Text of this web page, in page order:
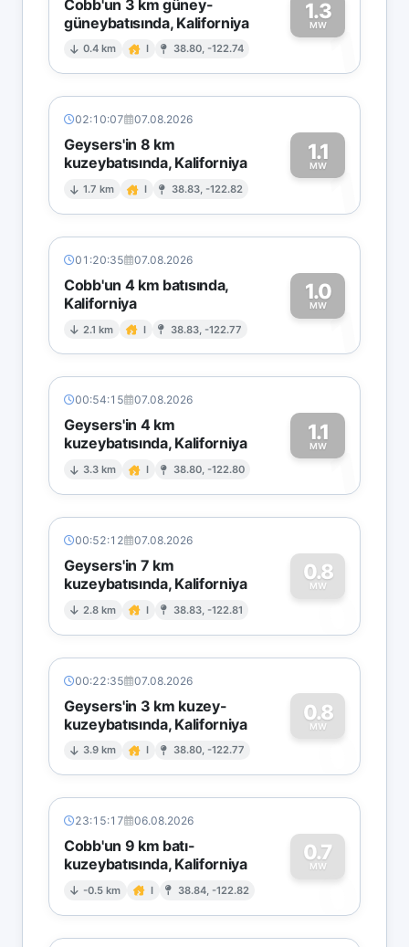
Cobb'un 3 km güney-
güneybatısında, Kaliforniya
0.4 km I 38.80, -122.74
1.3
MW1
02:10:07 07.08.2026
Geysers'in 8 km
kuzeybatısında, Kaliforniya
1.7 km I 38.83, -122.82
1.1
MW1
01:20:35 07.08.2026
Cobb'un 4 km batısında,
Kaliforniya
2.1 km I 38.83, -122.77
1.0
MW1
00:54:15 07.08.2026
Geysers'in 4 km
kuzeybatısında, Kaliforniya
3.3 km I 38.80, -122.80
1.1
MW1
00:52:12 07.08.2026
Geysers'in 7 km
kuzeybatısında, Kaliforniya
2.8 km I 38.83, -122.81
0.8
MW
0
00:22:35 07.08.2026
Geysers'in 3 km kuzey-
kuzeybatısında, Kaliforniya
3.9 km I 38.80, -122.77
0.8
MW
0
23:15:17 06.08.2026
Cobb'un 9 km batı-
kuzeybatısında, Kaliforniya
-0.5 km I 38.84, -122.82
0.7
MW
0